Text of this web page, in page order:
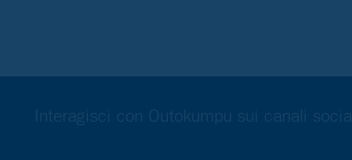
Interagisci con Outokumpu sui canali social